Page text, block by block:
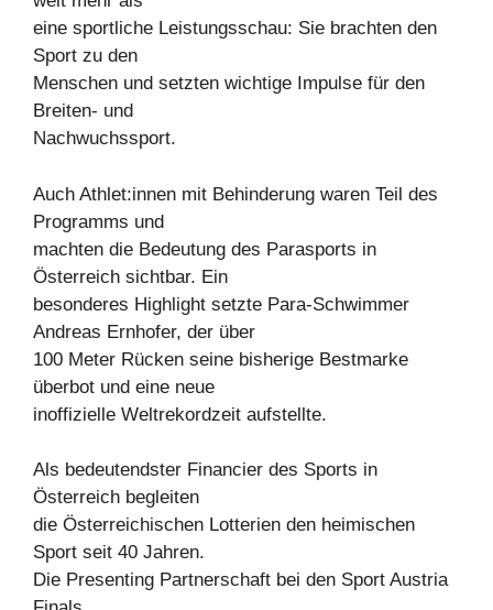
eine sportliche Leistungsschau: Sie brachten den
Sport zu den
Menschen und setzten wichtige Impulse für den
Breiten- und
Nachwuchssport.
Auch Athlet:innen mit Behinderung waren Teil des
Programms und
machten die Bedeutung des Parasports in
Österreich sichtbar. Ein
besonderes Highlight setzte Para-Schwimmer
Andreas Ernhofer, der über
100 Meter Rücken seine bisherige Bestmarke
überbot und eine neue
inoffizielle Weltrekordzeit aufstellte.
Als bedeutendster Financier des Sports in
Österreich begleiten
die Österreichischen Lotterien den heimischen
Sport seit 40 Jahren.
Die Presenting Partnerschaft bei den Sport Austria